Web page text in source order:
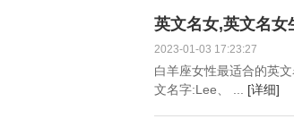
吗？
英文名女,英文名女
2023-01-03 17:23:27
白羊座女性最适合的英
文名字:Lee、 ... [详细]